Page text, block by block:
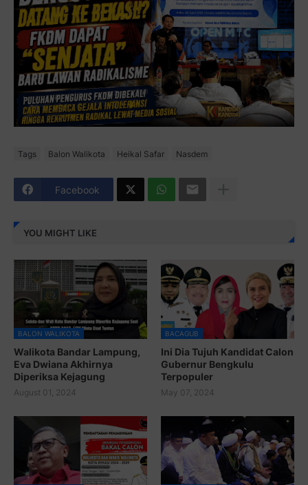
Tags Balon Walikota Heikal Safar Nasdem
Facebook
YOU MIGHT LIKE
BALON WALIKOTA
Walikota Bandar Lampung,
Eva Dwiana Akhirnya
Diperiksa Kejagung
August 01, 2024
BACAGUB
Ini Dia Tujuh Kandidat Calon
Gubernur Bengkulu
Terpopuler
May 07, 2024